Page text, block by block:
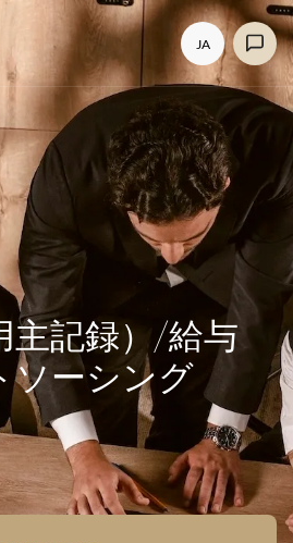
JA
主記録）/給与
ソーシング